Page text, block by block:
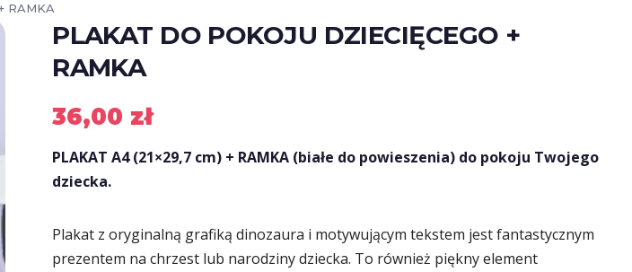
RAMKA
PLAKAT DO POKOJU DZIECIĘCEGO +
RAMKA
36,00 zł
PLAKAT A4 (21×29,7 cm) + RAMKA (białe do powieszenia) do pokoju Twojego
dziecka.
Plakat z oryginalną grafiką dinozaura i motywującym tekstem jest fantastycznym
prezentem na chrzest lub narodziny dziecka. To również piękny element